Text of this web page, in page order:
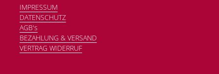
IMPRESSUM
DATENSCHUTZ
AGB's
BEZAHLUNG & VERSAND
VERTRAG WIDERRUF